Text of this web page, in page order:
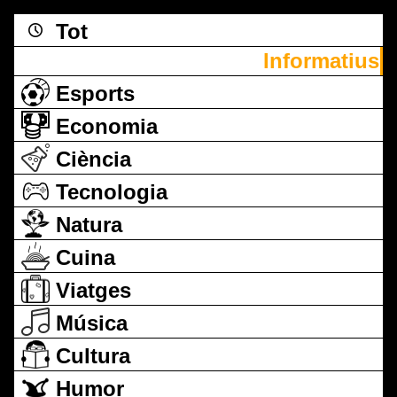
Tot
Informatius
Esports
Economia
Ciència
Tecnologia
Natura
Cuina
Viatges
Música
Cultura
Humor